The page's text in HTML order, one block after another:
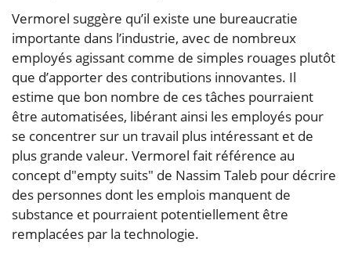
Vermorel suggère qu’il existe une bureaucratie
importante dans l’industrie, avec de nombreux
employés agissant comme de simples rouages plutôt
que d’apporter des contributions innovantes. Il
estime que bon nombre de ces tâches pourraient
être automatisées, libérant ainsi les employés pour
se concentrer sur un travail plus intéressant et de
plus grande valeur. Vermorel fait référence au
concept d"empty suits" de Nassim Taleb pour décrire
des personnes dont les emplois manquent de
substance et pourraient potentiellement être
remplacées par la technologie.